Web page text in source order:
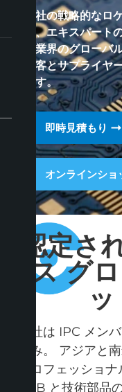
弊社の戦略的なロ
フ、エキスパー
は業界のグローバ
顧客とサプライヤ
ます。
即時見積もり
オンラインショ
認定さ
ス グ
弊社は IPC メン
済み。 アジアと
プロフェッショ
PCB と技術部品